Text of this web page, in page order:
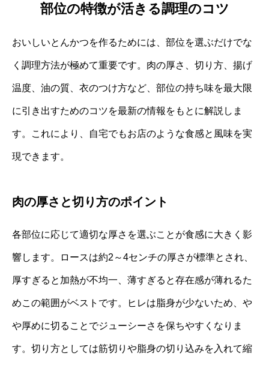
部位の特徴が活きる調理のコツ
おいしいとんかつを作るためには、部位を選ぶだけでな
く調理方法が極めて重要です。肉の厚さ、切り方、揚げ
温度、油の質、衣のつけ方など、部位の持ち味を最大限
に引き出すためのコツを最新の情報をもとに解説しま
す。これにより、自宅でもお店のような食感と風味を実
現できます。
肉の厚さと切り方のポイント
各部位に応じて適切な厚さを選ぶことが食感に大きく影
響します。ロースは約2～4センチの厚さが標準とされ、
厚すぎると加熱が不均一、薄すぎると存在感が薄れるた
めこの範囲がベストです。ヒレは脂身が少ないため、や
や厚めに切ることでジューシーさを保ちやすくなりま
す。切り方としては筋切りや脂身の切り込みを入れて縮